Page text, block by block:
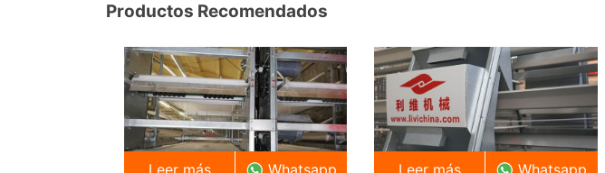
Productos Recomendados
Leer más Whatsapp Leer más Whatsapp